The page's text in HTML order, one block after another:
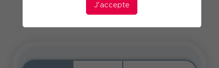
J'accepte
Télécharger le programme